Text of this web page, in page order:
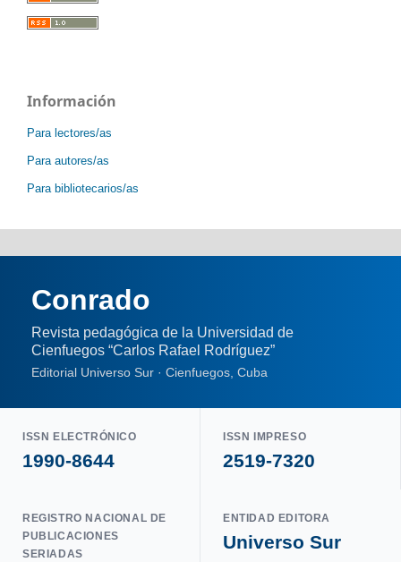
Información
Para lectores/as
Para autores/as
Para bibliotecarios/as
Conrado
Revista pedagógica de la Universidad de
Cienfuegos “Carlos Rafael Rodríguez”
Editorial Universo Sur · Cienfuegos, Cuba
ISSN ELECTRÓNICO
1990-8644
ISSN IMPRESO
2519-7320
REGISTRO NACIONAL DE
PUBLICACIONES
SERIADAS
ENTIDAD EDITORA
Universo Sur